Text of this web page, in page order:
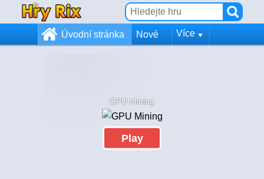
Úvodní stránka Nové Více
GPU Mining
Play